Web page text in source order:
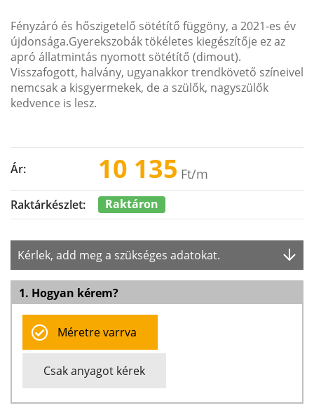
Fényzáró és hőszigetelő sötétítő függöny, a 2021-es év
újdonsága.Gyerekszobák tökéletes kiegészítője ez az
apró állatmintás nyomott sötétítő (dimout).
Visszafogott, halvány, ugyanakkor trendkövető színeivel
nemcsak a kisgyermekek, de a szülők, nagyszülők
kedvence is lesz.
Ár: 10 135 Ft/m
Raktárkészlet: Raktáron
Kérlek, add meg a szükséges adatokat.
1. Hogyan kérem?
Méretre varrva
Csak anyagot kérek